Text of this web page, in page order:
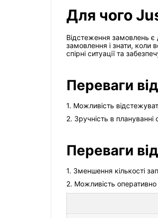
Для чого
Відстеження замовлень є
замовлення і знати, коли
спірні ситуації та
Переваги
1. Можливість
2. Зручність в
Переваги
1. Зменшення кількості
2. Можливість